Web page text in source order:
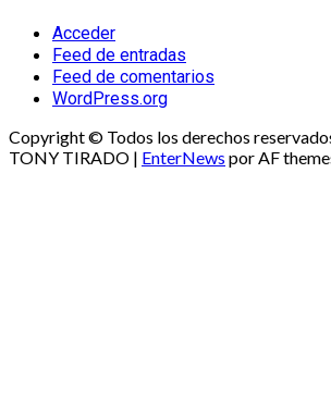
Acceder
Feed de entradas
Feed de comentarios
WordPress.org
Copyright © Todos los derechos
TONY TIRADO | EnterNews por AF